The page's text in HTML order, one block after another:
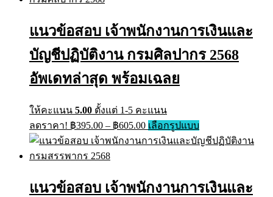
The
options
be
chosen
แนวข้อสอบ เจ้าพนักงานการเงินและ
บัญชีปฏิบัติงาน กรมศิลปากร 2568
อัพเดทล่าสุด พร้อมเฉลย
ให้คะแนน 5.00 ตั้งแต่ 1-5 คะแนน
ลดราคา! ฿395.00 – ฿605.00Price
range:
฿395.00
เลือกรูปแบบThis
product
has
options
แนวข้อสอบ เจ้าพนักงานการเงินและ